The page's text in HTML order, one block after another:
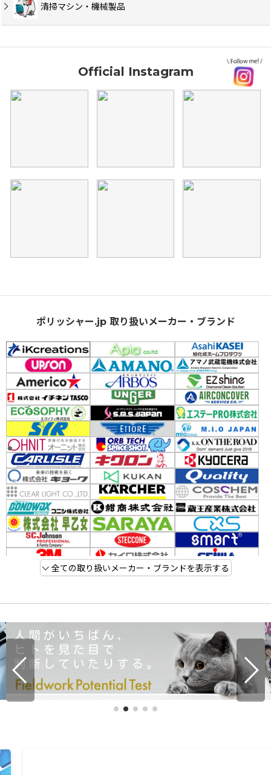
清掃マシン・機械製品
Official Instagram
ポリッシャー.jp 取り扱いメーカー・ブランド
全ての取り扱いメーカー・ブランドを表示する